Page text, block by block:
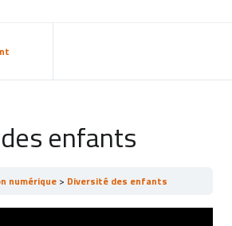
enfants
numérique Diversité des enfants